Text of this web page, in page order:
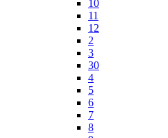
10
11
12
2
3
30
4
5
6
7
8